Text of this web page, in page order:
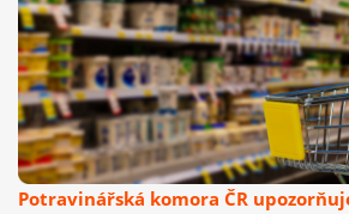
Potravinářská komora ČR